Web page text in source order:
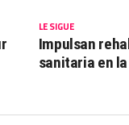
LE SIGUE
Impulsan
sanitaria en